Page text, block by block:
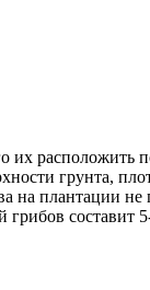
грунта,
плантации не
составит